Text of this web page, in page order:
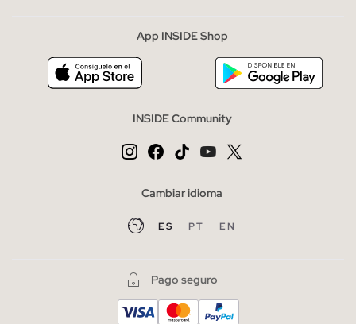
App INSIDE Shop
INSIDE Community
Cambiar idioma
ES PT EN
Pago seguro